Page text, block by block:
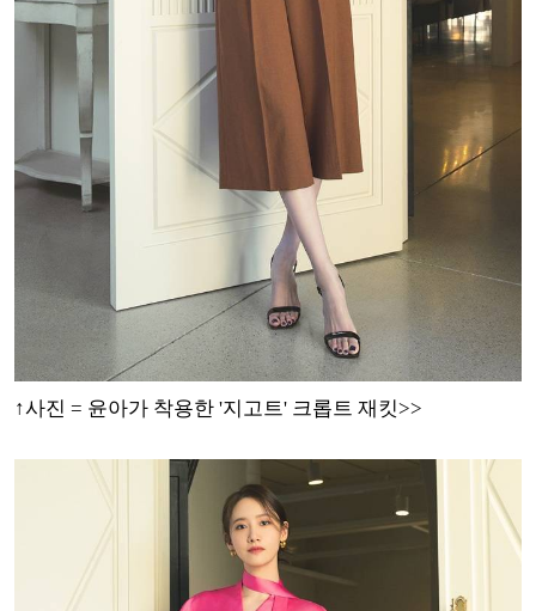
↑사진 = 윤아가 착용한 '지고트' 크롭트 재킷>>